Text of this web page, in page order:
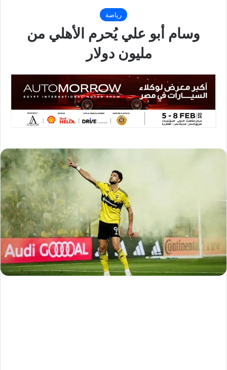
رياضة
وسام أبو علي يُحرم الأهلي من
مليون دولار